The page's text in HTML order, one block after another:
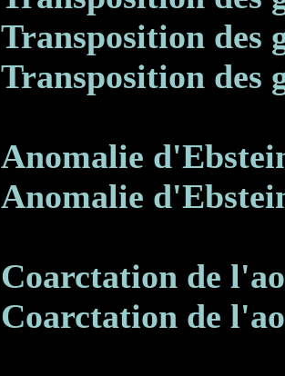
Transposition des
Transposition des
Anomalie
Anomalie
Coarctation de
Coarctation de